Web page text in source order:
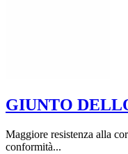
GIUNTO
Maggiore resistenza alla
conformità...